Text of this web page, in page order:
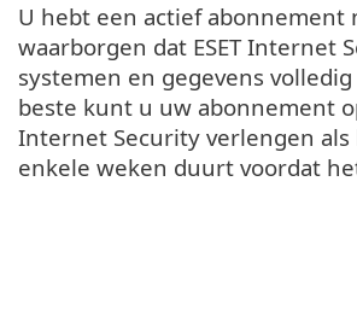
U hebt een actief abonnement
waarborgen dat ESET Internet
systemen en gegevens
beste kunt u uw abonnement
Internet Security verlengen als
enkele weken duurt voordat